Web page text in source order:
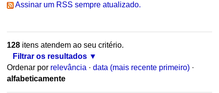
Assinar um RSS sempre atualizado.
128itens atendem ao seu critério.
Filtrar os resultados
Ordenar por relevância · data (mais recente primeiro) ·
alfabeticamente